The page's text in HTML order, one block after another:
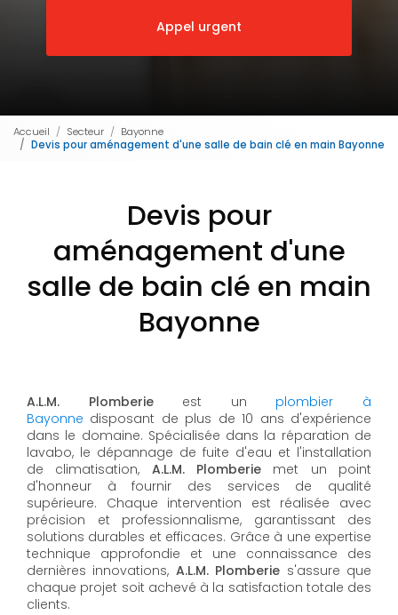
Appel urgent
Accueil Secteur
Bayonne
Devis pour aménagement d'une salle de bain clé en main Bayonne
Devis pour
aménagement d'une
salle de bain clé en main
Bayonne
A.L.M. Plomberieest un plombier à
Bayonne disposant de plus de 10 ans d'expérience
dans le domaine. Spécialisée dans la réparation de
lavabo, le dépannage de fuite d'eau et l'installation
de climatisation, A.L.M. Plomberie met un point
d'honneur à fournir des services de qualité
supérieure. Chaque intervention est réalisée avec
précision et professionnalisme, garantissant des
solutions durables et efficaces. Grâce à une expertise
technique approfondie et une connaissance des
dernières innovations, A.L.M. Plomberie s'assure que
chaque projet soit achevé à la satisfaction totale des
clients.